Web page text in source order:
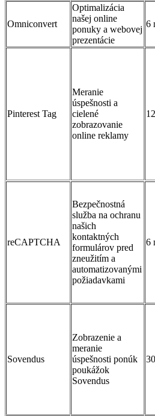
Omniconvert
Optimalizácia
našej online
ponuky a webovej
prezentácie
6
Pinterest Tag
Meranie
úspešnosti a
cielené
zobrazovanie
online reklamy
reCAPTCHA
Bezpečnostná
služba na ochranu
našich
kontaktných
formulárov pred
zneužitím a
automatizovanými
požiadavkami
6
Sovendus
Zobrazenie a
meranie
úspešnosti ponúk
poukážok
Sovendus